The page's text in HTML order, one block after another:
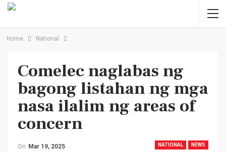
Home National
Comelec naglabas ng
bagong listahan ng mga
nasa ilalim ng areas of
concern
NATIONAL NEWS
On Mar 19, 2025